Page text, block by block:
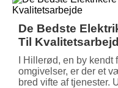
De Bedste
Til
I Hillerød, en by
omgivelser, er der et
bred vifte af tjenester.